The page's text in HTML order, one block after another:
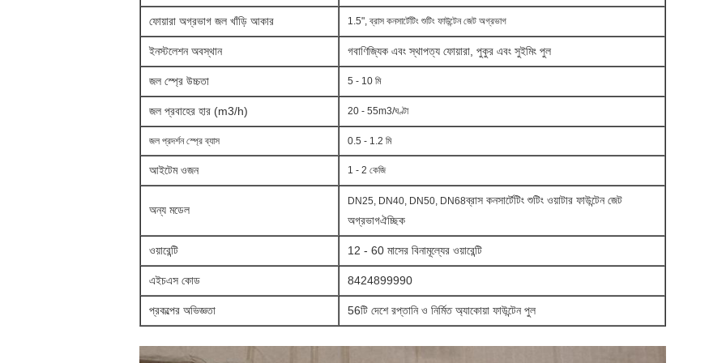
ফোয়ারা অগ্রভাগ জল খাঁড়ি আকার 1.5", ব্রাস কনসার্টেটিং শুটিং ফাউন্টেন জেট অগ্রভাগ
ইনস্টলেশন অবস্থান গবাণিজ্যিক এবং স্থাপত্য ফোয়ারা, পুকুর এবং সুইমিং পুল
জল স্প্রে উচ্চতা 5 - 10 মি
জল প্রবাহের হার (m3/h) 20 - 55m3/ঘণ্টা
জল প্রদর্শন স্প্রে ব্যাস 0.5 - 1.2 মি
আইটেম ওজন 1 - 2 কেজি
অন্য মডেল
DN25, DN40, DN50, DN68ব্রাস কনসার্টেটিং শুটিং ওয়াটার ফাউন্টেন জেট
অগ্রভাগঐচ্ছিক
ওয়ারেন্টি 12 - 60 মাসের বিনামূল্যের ওয়ারেন্টি
এইচএস কোড 8424899990
প্রকল্পের অভিজ্ঞতা 56টি দেশে রপ্তানি ও নির্মিত অ্যাকোয়া ফাউন্টেন পুল